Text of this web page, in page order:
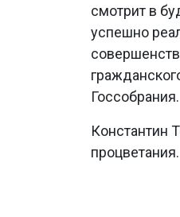
смотрит в
успешно
Госсобрания.
Константин
процветания.